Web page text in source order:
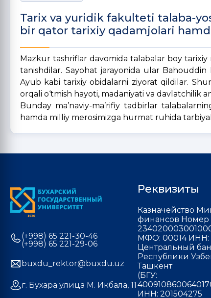
Tarix va yuridik fakulteti talaba-
bir qator tarixiy qadamjolari
Mazkur tashriflar davomida talabalar boy
tanishdilar. Sayohat jarayonida ular Bahouddin
Ayub kabi tarixiy obidalarni ziyorat qildilar.
orqali o‘tmish hayoti, madaniyati va davlatchilik
Bunday ma’naviy-ma’rifiy tadbirlar
hamda milliy merosimizga hurmat ruhida
(+998) 65 221-30-46
(+998) 65 221-29-06
buxdu_rektor@buxdu.uz
г. Бухара улица М. Икбала, 11
Реквизиты
Казначейство
финансов Номер
МФО: 00014 ИНН:
Центральный
Республики
Ташкент
(БГУ:
ИНН: 201504275